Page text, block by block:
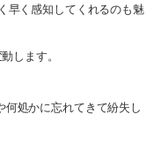
早く感知してくれるのも魅
します。
何処かに忘れてきて紛失し